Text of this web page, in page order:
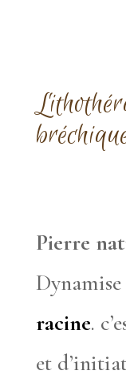
Pierre
racine.
et